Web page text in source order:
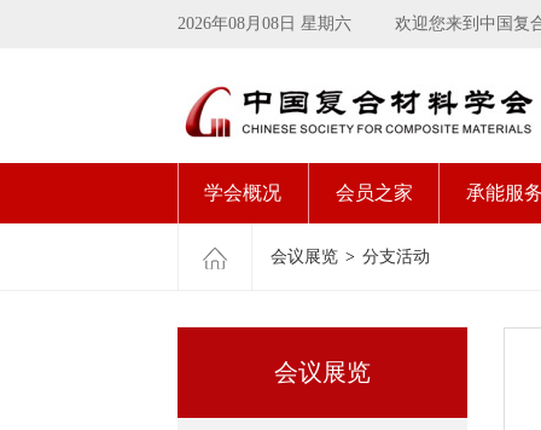
2026年08月08日 星期六 欢迎您来到中国复
学会概况 会员之家 承能服
会议展览 > 分支活动
会议展览